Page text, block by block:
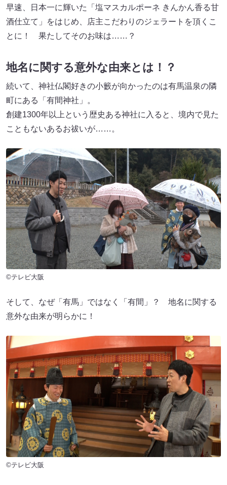
早速、日本一に輝いた「塩マスカルポーネ きんかん香る甘
酒仕立て」をはじめ、店主こだわりのジェラートを頂くこ
とに！ 果たしてそのお味は……？
地名に関する意外な由来とは！？
続いて、神社仏閣好きの小籔が向かったのは有馬温泉の隣
町にある「有間神社」。
創建1300年以上という歴史ある神社に入ると、境内で見た
こともないあるお祓いが……。
©テレビ大阪
そして、なぜ「有馬」ではなく「有間」？ 地名に関する
意外な由来が明らかに！
©テレビ大阪